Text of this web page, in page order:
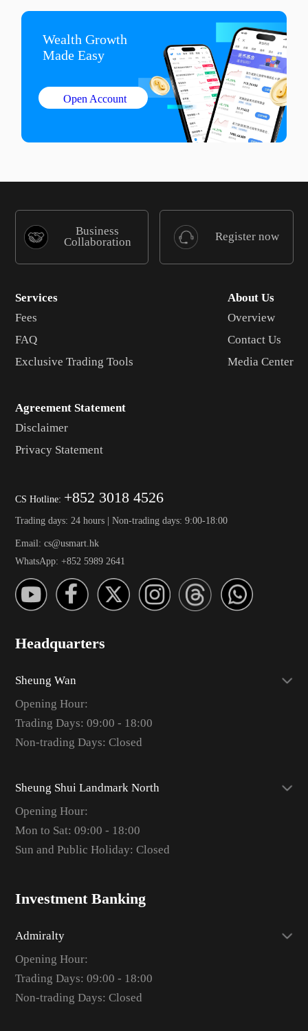
Wealth Growth
Made Easy
Open Account
Business
Collaboration
Register now
Services
Fees
FAQ
Exclusive Trading Tools
About Us
Overview
Contact Us
Media Center
Agreement Statement
Disclaimer
Privacy Statement
CS Hotline: +852 3018 4526
Trading days: 24 hours | Non-trading days: 9:00-18:00
Email: cs@usmart.hk
WhatsApp: +852 5989 2641
Headquarters
Sheung Wan
Opening Hour:
Trading Days: 09:00 - 18:00
Non-trading Days: Closed
Sheung Shui Landmark North
Opening Hour:
Mon to Sat: 09:00 - 18:00
Sun and Public Holiday: Closed
Investment Banking
Admiralty
Opening Hour:
Trading Days: 09:00 - 18:00
Non-trading Days: Closed